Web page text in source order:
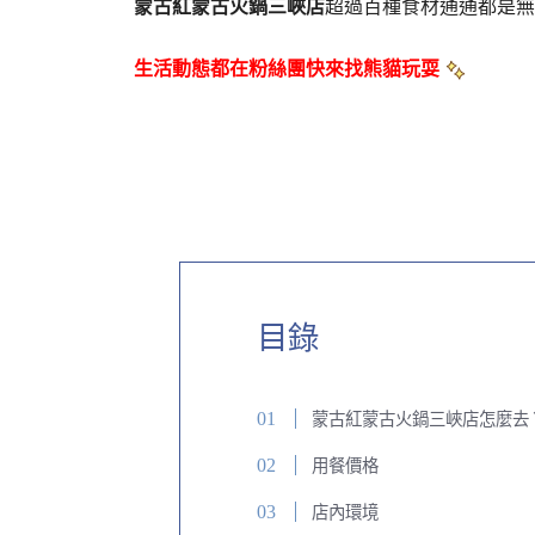
蒙古紅蒙古火鍋三峽店超過百種食材通通都是無
生活動態都在粉絲團快來找熊貓玩耍
目錄
蒙古紅蒙古火鍋三峽店怎麼去
用餐價格
店內環境